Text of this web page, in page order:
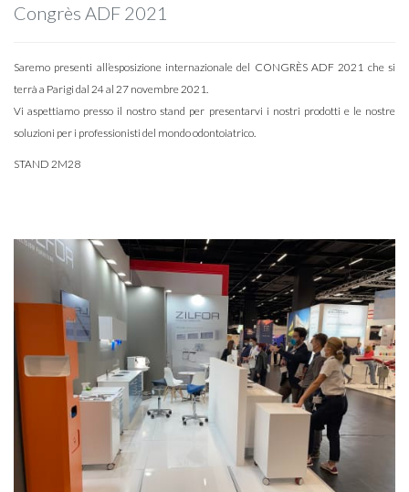
Congrès ADF 2021
Saremo presenti all’esposizione internazionale del CONGRÈS ADF 2021 che si
terrà a Parigi dal 24 al 27 novembre 2021.
Vi aspettiamo presso il nostro stand per presentarvi i nostri prodotti e le nostre
soluzioni per i professionisti del mondo odontoiatrico.
STAND 2M28